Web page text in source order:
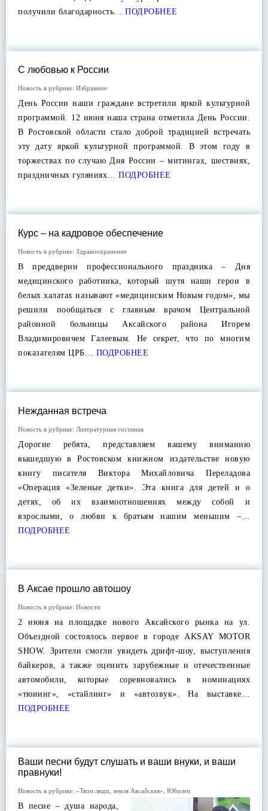
получили благодарность… ПОДРОБНЕЕ
С любовью к России
Новость в рубрике: Избранное
День России наши граждане встретили яркой культурной
программой. 12 июня наша страна отметила День России.
В Ростовской области стало доброй традицией встречать
эту дату яркой культурной программой. В этом году в
торжествах по случаю Дня России – митингах, шествиях,
праздничных гуляниях… ПОДРОБНЕЕ
Курс – на кадровое обеспечение
Новость в рубрике: Здравоохранение
В преддверии профессионального праздника – Дня
медицинского работника, который шутя наши герои в
белых халатах называют «медицинским Новым годом», мы
решили пообщаться с главным врачом Центральной
районной больницы Аксайского района Игорем
Владимировичем Галеевым. Не секрет, что по многим
показателям ЦРБ… ПОДРОБНЕЕ
Нежданная встреча
Новость в рубрике: Литературная гостиная
Дорогие ребята, представляем вашему вниманию
вышедшую в Ростовском книжном издательстве новую
книгу писателя Виктора Михайловича Переладова
«Операция «Зеленые детки». Эта книга для детей и о
детях, об их взаимоотношениях между собой и
взрослыми, о любви к братьям нашим меньшим –…
ПОДРОБНЕЕ
В Аксае прошло автошоу
Новость в рубрике: Новости
2 июня на площадке нового Аксайского рынка на ул.
Объездной состоялось первое в городе AKSAY MOTOR
SHOW. Зрители смогли увидеть дрифт-шоу, выступления
байкеров, а также оценить зарубежные и отечественные
автомобили, которые соревновались в номинациях
«тюнинг», «стайлинг» и «автозвук». На выставке…
ПОДРОБНЕЕ
Ваши песни будут слушать и ваши внуки, и ваши
правнуки!
Новость в рубрике: «Твои люди, земля Аксайская» Юбилеи
В песне – душа народа,